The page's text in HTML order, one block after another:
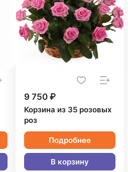
9 750 ₽
Корзина из 35 розовых
роз
Подробнее
В корзину